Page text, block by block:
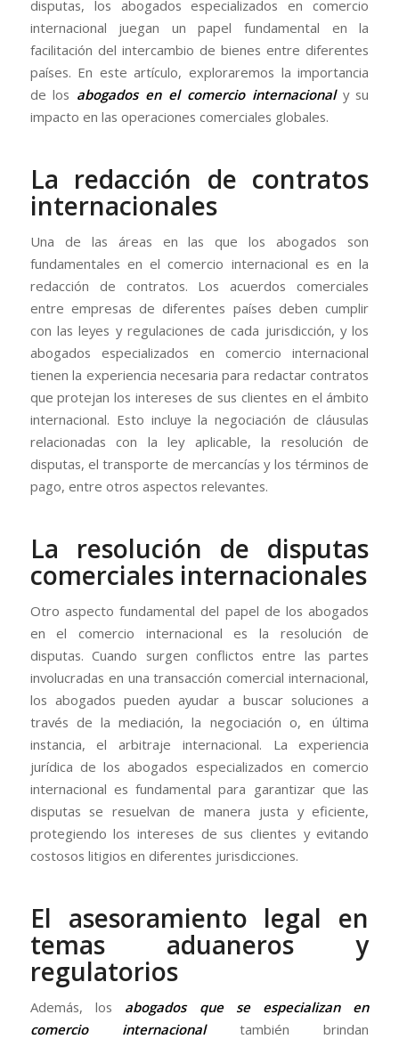
disputas, los abogados especializados en comercio
internacional juegan un papel fundamental en la
facilitación del intercambio de bienes entre diferentes
países. En este artículo, exploraremos la importancia
de los abogados en el comercio internacionaly su
impacto en las operaciones comerciales globales.
La redacción de contratos
internacionales
Una de las áreas en las que los abogados son
fundamentales en el comercio internacional es en la
redacción de contratos. Los acuerdos comerciales
entre empresas de diferentes países deben cumplir
con las leyes y regulaciones de cada jurisdicción, y los
abogados especializados en comercio internacional
tienen la experiencia necesaria para redactar contratos
que protejan los intereses de sus clientes en el ámbito
internacional. Esto incluye la negociación de cláusulas
relacionadas con la ley aplicable, la resolución de
disputas, el transporte de mercancías y los términos de
pago, entre otros aspectos relevantes.
La resolución de disputas
comerciales internacionales
Otro aspecto fundamental del papel de los abogados
en el comercio internacional es la resolución de
disputas. Cuando surgen conflictos entre las partes
involucradas en una transacción comercial internacional,
los abogados pueden ayudar a buscar soluciones a
través de la mediación, la negociación o, en última
instancia, el arbitraje internacional. La experiencia
jurídica de los abogados especializados en comercio
internacional es fundamental para garantizar que las
disputas se resuelvan de manera justa y eficiente,
protegiendo los intereses de sus clientes y evitando
costosos litigios en diferentes jurisdicciones.
El asesoramiento legal en
temas aduaneros y
regulatorios
Además, los abogados que se especializan en
comercio internacionaltambién brindan